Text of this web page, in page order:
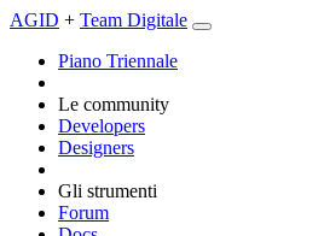
AGID + Team Digitale
Piano Triennale
Le community
Developers
Designers
Gli strumenti
Forum